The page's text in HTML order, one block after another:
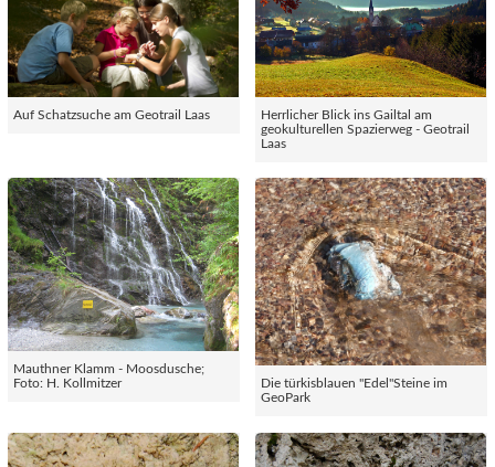
Auf Schatzsuche am Geotrail Laas
Herrlicher Blick ins Gailtal am
geokulturellen Spazierweg - Geotrail
Laas
Mauthner Klamm - Moosdusche;
Foto: H. Kollmitzer
Die türkisblauen "Edel"Steine im
GeoPark